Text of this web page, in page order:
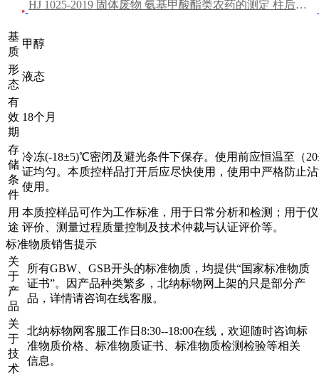
HJ 1025-2019 固体废物 氨基甲酸酯类农药的测定 柱后衍生-高效液相色谱法
基
质
甲醇
形
态
液态
有
效
期
18个月
存
储
条
件
冷冻(-18±5)℃密闭及避光条件下保存。使用前应恒温至（
证均匀。本质控样品打开后应尽快使用，使用中严格防止
使用。
用
途
本质控样品可作为工作标准，用于日常分析和检测；用于
评价、测量过程质量控制及技术仲裁与认证评价等。
标准物质销售提示
关
于
产
品
所有GBW、GSB开头的标准物质，均提供“国家标准物质
证书”。因产品种类繁多，北纳标物网上架的只是部分产
品，详情请咨询在线客服。
关
于
技
术
北纳标物网客服工作日8:30--18:00在线，欢迎随时咨询标
准物质价格、标准物质证书、标准物质检测检验等相关
信息。